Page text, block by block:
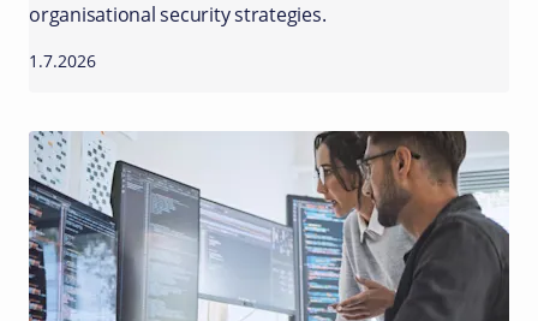
organisational security strategies.
1.7.2026